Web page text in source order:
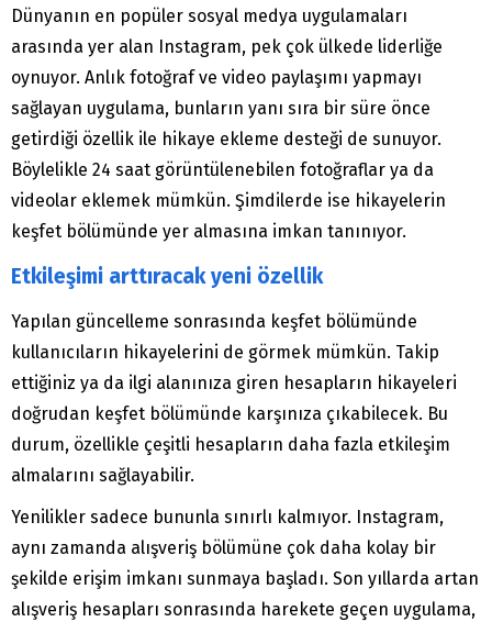
Dünyanın en popüler sosyal medya uygulamaları
arasında yer alan Instagram, pek çok ülkede liderliğe
oynuyor. Anlık fotoğraf ve video paylaşımı yapmayı
sağlayan uygulama, bunların yanı sıra bir süre önce
getirdiği özellik ile hikaye ekleme desteği de sunuyor.
Böylelikle 24 saat görüntülenebilen fotoğraflar ya da
videolar eklemek mümkün. Şimdilerde ise hikayelerin
keşfet bölümünde yer almasına imkan tanınıyor.
Etkileşimi arttıracak yeni özellik
Yapılan güncelleme sonrasında keşfet bölümünde
kullanıcıların hikayelerini de görmek mümkün. Takip
ettiğiniz ya da ilgi alanınıza giren hesapların hikayeleri
doğrudan keşfet bölümünde karşınıza çıkabilecek. Bu
durum, özellikle çeşitli hesapların daha fazla etkileşim
almalarını sağlayabilir.
Yenilikler sadece bununla sınırlı kalmıyor. Instagram,
aynı zamanda alışveriş bölümüne çok daha kolay bir
şekilde erişim imkanı sunmaya başladı. Son yıllarda artan
alışveriş hesapları sonrasında harekete geçen uygulama,